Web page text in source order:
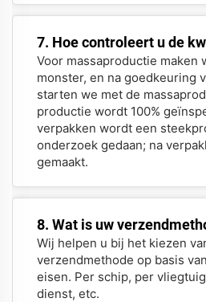
7. Hoe controleert u de
Voor massaproductie maken
monster, en na goedkeuring
starten we met de
productie wordt 100%
verpakken wordt een
onderzoek gedaan; na
gemaakt.
8. Wat is uw
Wij helpen u bij het kiezen
verzendmethode op basis
eisen. Per schip, per
dienst, etc.